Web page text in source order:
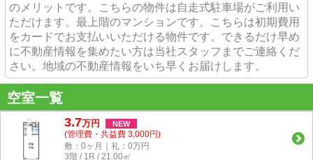
のメリットです。こちらの物件は自走式駐車場がご利用い
ただけます。最上階のマンションです。こちらは初期費用
をカードでお支払いいただける物件です。できるだけ早め
に不動産情報を集めたい方は当社スタッフまでご連絡くだ
さい。地域の不動産情報をいち早くお届けします。
空室一覧
3.7万円 NEW
(管理費・共益費 3,000円)
敷：0ヶ月｜礼：0万円
3階 / 1R / 21.00㎡